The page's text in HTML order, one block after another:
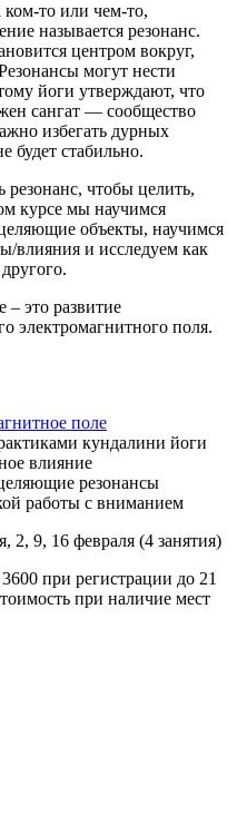
ком-то или чем-то,
называется резонанс.
центром вокруг,
могут нести
йоги утверждают, что
сангат — сообщество
избегать дурных
будет стабильно.
резонанс, чтобы целить,
курсе мы научимся
объекты, научимся
влияния и исследуем как
– это развитие
электромагнитного поля.
поле
кундалини йоги
влияние
резонансы
работы с вниманием
2, 9, 16 февраля (4 занятия)
при регистрации до 21
при наличие мест